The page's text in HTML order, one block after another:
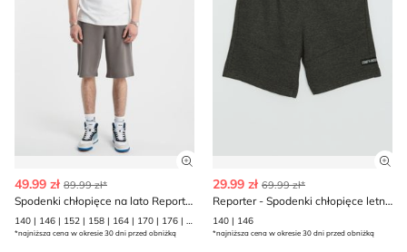
Zobacz szczegóły produktu
49.99 zł 89.99 zł*
Spodenki chłopięce na lato Reporter
140 | 146 | 152 | 158 | 164 | 170 | 176 | 182
*najniższa cena w okresie 30 dni przed obniżką
29.99 zł 69.99 zł*
Reporter - Spodenki chłopięce letnie
140 | 146
*najniższa cena w okresie 30 dni przed obniżką